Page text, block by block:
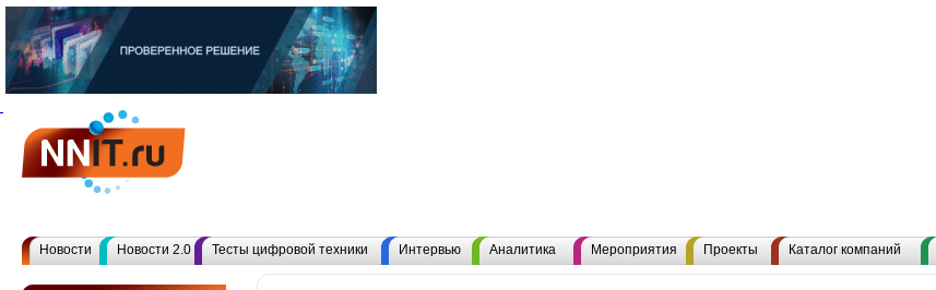
Новости Новости 2.0 Тесты цифровой техники Интервью Аналитика Мероприятия Проекты Каталог компаний